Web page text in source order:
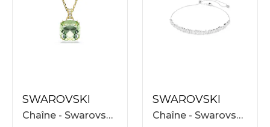
SWAROVSKI
Chaîne - Swarovski Millenia Necklace 38-45 5764821
SWAROVSKI
Chaîne - Swarovski Mesmera Chocker Necklace 30-44 5755905